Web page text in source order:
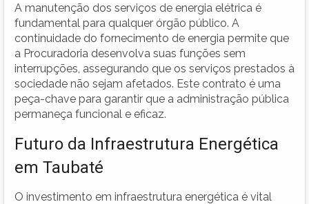
A manutenção dos serviços de energia elétrica é
fundamental para qualquer órgão público. A
continuidade do fornecimento de energia permite que
a Procuradoria desenvolva suas funções sem
interrupções, assegurando que os serviços prestados à
sociedade não sejam afetados. Este contrato é uma
peça-chave para garantir que a administração pública
permaneça funcional e eficaz.
Futuro da Infraestrutura Energética
em Taubaté
O investimento em infraestrutura energética é vital